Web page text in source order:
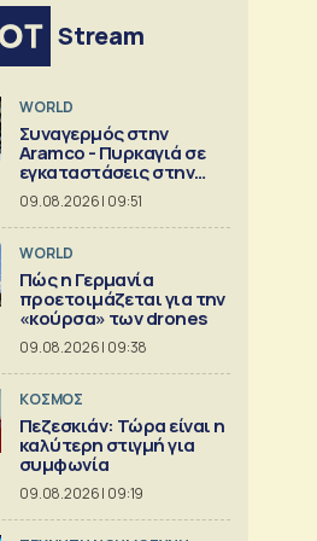
Stream
WORLD
Συναγερμός στην
Aramco - Πυρκαγιά σε
εγκαταστάσεις στην
Τζιζάν
09.08.2026 | 09:51
WORLD
Πώς η Γερμανία
προετοιμάζεται για την
«κούρσα» των drones
09.08.2026 | 09:38
ΚΟΣΜΟΣ
Πεζεσκιάν: Τώρα είναι η
καλύτερη στιγμή για
συμφωνία
09.08.2026 | 09:19